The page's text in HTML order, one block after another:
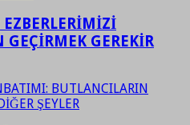
GEREKİR